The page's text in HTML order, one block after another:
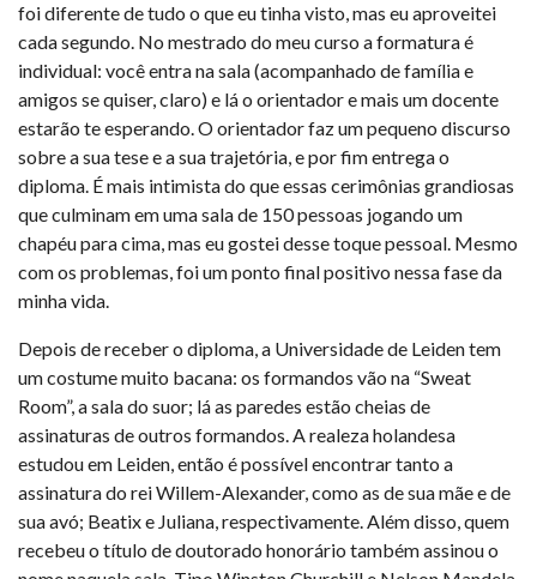
foi diferente de tudo o que eu tinha visto, mas eu aproveitei
cada segundo. No mestrado do meu curso a formatura é
individual: você entra na sala (acompanhado de família e
amigos se quiser, claro) e lá o orientador e mais um docente
estarão te esperando. O orientador faz um pequeno discurso
sobre a sua tese e a sua trajetória, e por fim entrega o
diploma. É mais intimista do que essas cerimônias grandiosas
que culminam em uma sala de 150 pessoas jogando um
chapéu para cima, mas eu gostei desse toque pessoal. Mesmo
com os problemas, foi um ponto final positivo nessa fase da
minha vida.
Depois de receber o diploma, a Universidade de Leiden tem
um costume muito bacana: os formandos vão na “Sweat
Room”, a sala do suor; lá as paredes estão cheias de
assinaturas de outros formandos. A realeza holandesa
estudou em Leiden, então é possível encontrar tanto a
assinatura do rei Willem-Alexander, como as de sua mãe e de
sua avó; Beatix e Juliana, respectivamente. Além disso, quem
recebeu o título de doutorado honorário também assinou o